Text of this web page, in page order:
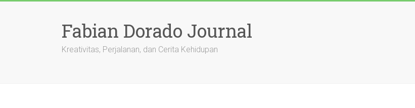
Fabian Dorado Journal
Kreativitas, Perjalanan, dan Cerita Kehidupan